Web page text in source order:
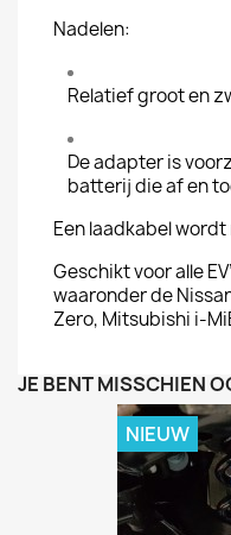
Nadelen:
Relatief groot en
De adapter is
batterij die af en
Een laadkabel
Geschikt voor alle
waaronder de
Zero, Mitsubishi i-
JE BENT MISSCHIEN
NIEUW